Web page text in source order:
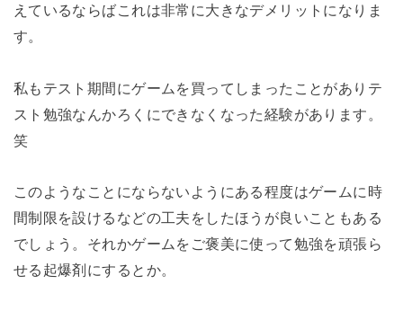
えているならばこれは非常に大きなデメリットになりま
す。
私もテスト期間にゲームを買ってしまったことがありテ
スト勉強なんかろくにできなくなった経験があります。
笑
このようなことにならないようにある程度はゲームに時
間制限を設けるなどの工夫をしたほうが良いこともある
でしょう。それかゲームをご褒美に使って勉強を頑張ら
せる起爆剤にするとか。